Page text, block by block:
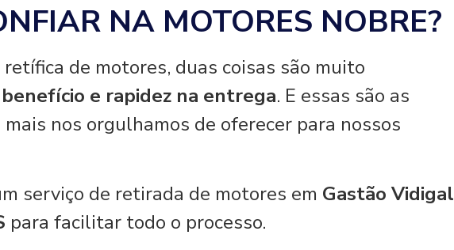
NA MOTORES NOBRE?
de motores, duas coisas são muito
e rapidez na entrega. E essas são as
nos orgulhamos de oferecer para nossos
serviço de retirada de motores em Gastão Vidigal
para facilitar todo o processo.